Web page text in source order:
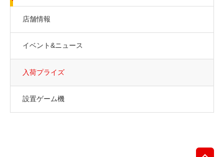
店舗情報
イベント&ニュース
入荷プライズ
設置ゲーム機